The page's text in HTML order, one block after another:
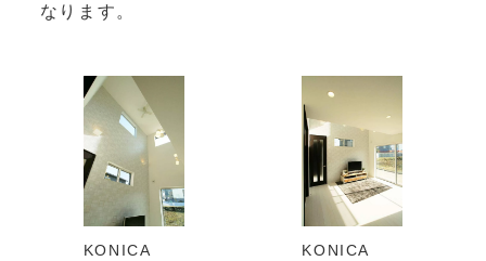
なります。
KONICA
KONICA